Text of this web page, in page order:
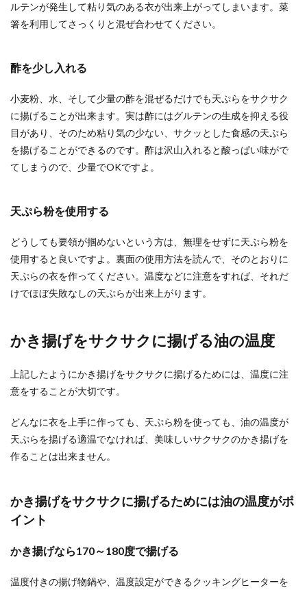
クリスマスは彼氏とお家デート！手料
理で彼氏をおもてなししよう
彼氏に作ってあげたい手料理！彼氏が
喜ぶおすすめレシピを紹介
彼氏への手料理におすすめ簡単メニュ
ーと失敗しないコツ
い」と言われたら、料理が得意な女性ならば、ま
ずは得意料理か...
ルテンが発生して粘り気のある衣が出来上がってしまいます。菜
箸を利用してさっくりと混ぜ合わせてください。
酢を少し入れる
小麦粉、水、そして少量の酢を混ぜるだけでも天ぷらをサクサク
に揚げることが出来ます。実は酢にはグルテンの生成を抑える役
目があり、そのため粘り気の少ない、サクッとした食感の天ぷら
を揚げることができるのです。酢は沢山入れると酸っぱい味がで
てしまうので、少量でOKですよ。
天ぷら粉を使用する
どうしても要領が掴めないという方は、無理をせずに天ぷら粉を
使用すると良いですよ。裏面の使用方法を読んで、そのとおりに
天ぷらの衣を作ってください。温度などに注意をすれば、それだ
けでほぼ失敗なしの天ぷらが出来上がります。
かき揚げをサクサクに揚げる油の温度
上記したようにかき揚げをサクサクに揚げるためには、温度に注
意をすることが大切です。
どんなに衣を上手に作っても、天ぷら粉を使っても、油の温度が
天ぷらを揚げる適温でなければ、美味しいサクサクのかき揚げを
作ることは出来ません。
かき揚げをサクサクに揚げるためには油の温度がポ
イント
かき揚げなら170～180度で揚げる
温度付きの揚げ物鍋や、温度設定ができるクッキングヒーターを